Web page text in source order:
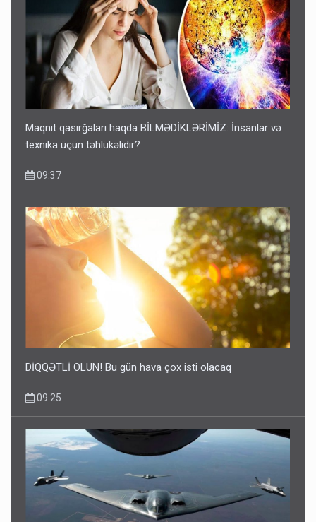
Maqnit qasırğaları haqda BİLMƏDİKLƏRİMİZ: İnsanlar və
texnika üçün təhlükəlidir?
09:37
DİQQƏTLİ OLUN! Bu gün hava çox isti olacaq
09:25